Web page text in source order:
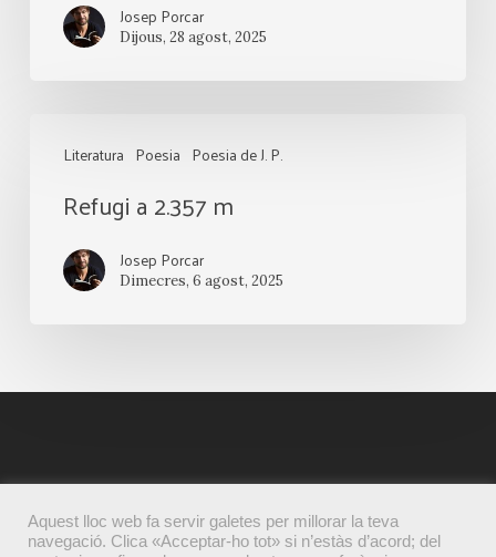
Josep Porcar
Dijous, 28 agost, 2025
Literatura Poesia Poesia de J. P.
2.357Refugi a 2.357 m
Josep Porcar
Dimecres, 6 agost, 2025
Aquest lloc web fa servir galetes per millorar la teva
navegació. Clica «Acceptar-ho tot» si n’estàs d’acord; del